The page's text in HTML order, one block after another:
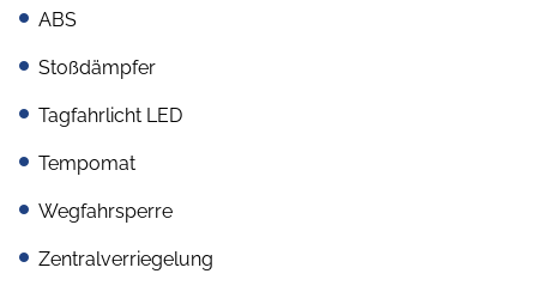
ABS
Stoßdämpfer
Tagfahrlicht LED
Tempomat
Wegfahrsperre
Zentralverriegelung